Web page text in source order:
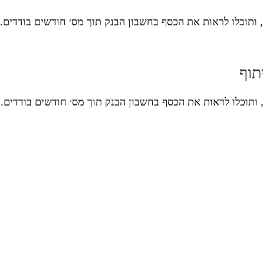
לראות את הכסף בחשבון הבנק תוך מס׳ חודשים בודדים.
לראות את הכסף בחשבון הבנק תוך מס׳ חודשים בודדים.